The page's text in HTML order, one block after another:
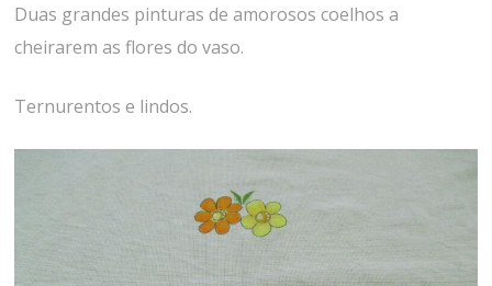
Duas grandes pinturas de amorosos coelhos a
cheirarem as flores do vaso.
Ternurentos e lindos.